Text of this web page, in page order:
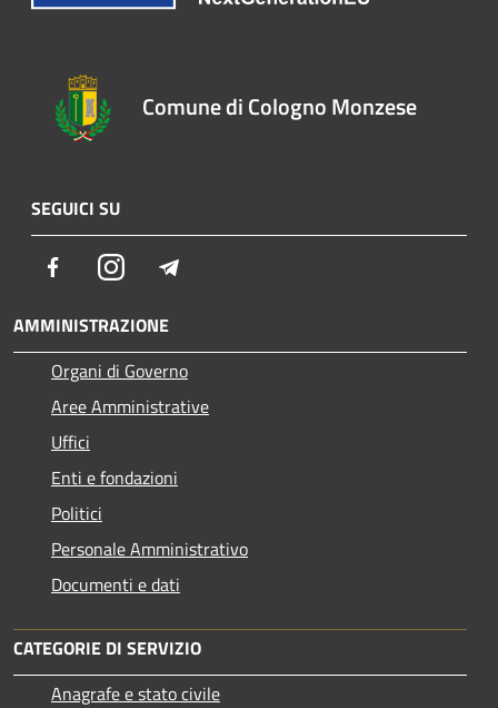
Comune di Cologno Monzese
SEGUICI SU
FacebookInstagram
AMMINISTRAZIONE
Organi di Governo
Aree Amministrative
Uffici
Enti e fondazioni
Politici
Personale Amministrativo
Documenti e dati
CATEGORIE DI SERVIZIO
Anagrafe e stato civile